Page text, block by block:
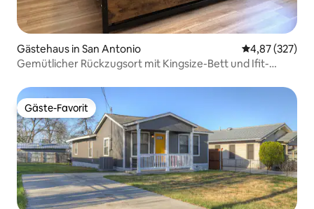
Gästehaus in San Antonio
4,87 (327)
Gemütlicher Rückzugsort mit Kingsize-Bett und Ifit-
Gäste-Favorit
Gäste-Favorit